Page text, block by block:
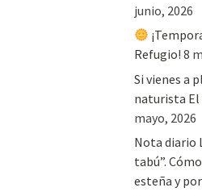
junio, 2026
Refugio! 8
Si vienes a
naturista
mayo, 2026
Nota diario
tabú”.
esteña y